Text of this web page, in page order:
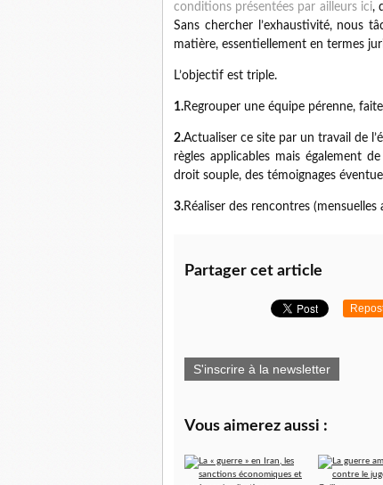
conditions présentées par ailleurs ici,
Sans chercher l’exhaustivité, nous
matière, essentiellement en termes
L’objectif est triple.
1.Regrouper une équipe pérenne,
2.Actualiser ce site par un travail de
règles applicables mais également
droit souple, des témoignages
3.Réaliser des rencontres
Partager cet article
S'inscrire à la newsletter
Vous aimerez aussi :